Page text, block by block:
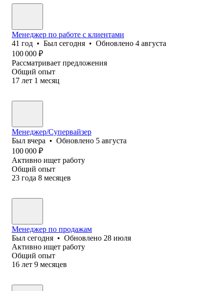
Менеджер по работе с клиентами
41 год • Был сегодня • Обновлено 4 августа
100 000 ₽
Рассматривает предложения
Общий опыт
17 лет 1 месяц
Менеджер/Супервайзер
Был вчера • Обновлено 5 августа
100 000 ₽
Активно ищет работу
Общий опыт
23 года 8 месяцев
Менеджер по продажам
Был сегодня • Обновлено 28 июля
Активно ищет работу
Общий опыт
16 лет 9 месяцев